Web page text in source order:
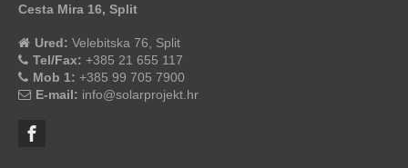
Cesta Mira 16, Split
Ured: Velebitska 76, Split
Tel/Fax: +385 21 655 117
Mob 1: +385 99 705 7900
E-mail: info@solarprojekt.hr